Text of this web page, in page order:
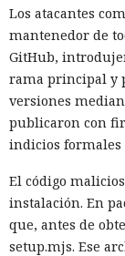
manual —esto
Almacenamiento
reinstalación
La era
a su
fecha
Millones de
Los atacantes
mantenedor de
GitHub,
rama principal y
versiones
publicaron con
indicios
El código
instalación. En
que, antes de
setup.mjs. Ese